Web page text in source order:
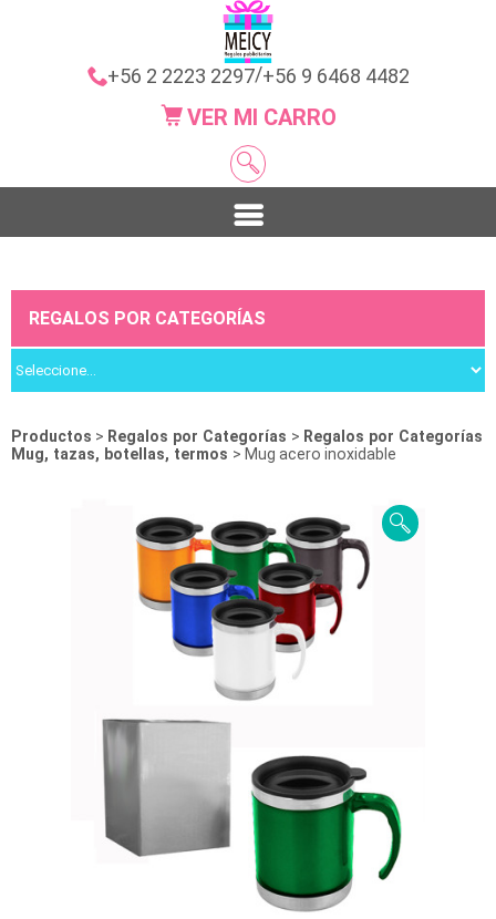
+56 2 2223 2297/+56 9 6468 4482
VER MI CARRO
REGALOS POR CATEGORÍAS
Productos > Regalos por Categorías > Regalos por Categorías
Mug, tazas, botellas, termos > Mug acero inoxidable